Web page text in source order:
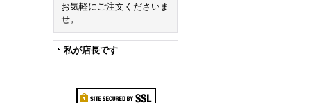
お気軽にご注文くださいま
せ。
私が店長です